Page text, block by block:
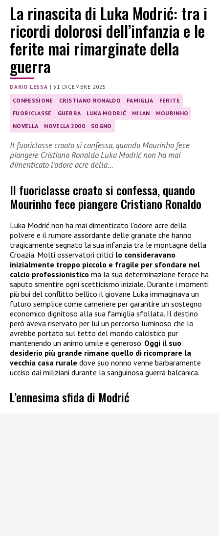
La rinascita di Luka Modrić: tra i
ricordi dolorosi dell’infanzia e le
ferite mai rimarginate della
guerra
DARIO LESSA |31 DICEMBRE 2025
CONFESSIONE CRISTIANO RONALDO FAMIGLIA
FERITE
FUORICLASSE
GUERRA LUKA MODRIĆ MILAN
MOURINHO
NOVELLA
NOVELLA 2000 SOGNO
Il fuoriclasse croato si confessa, quando Mourinho fece
piangere Cristiano Ronaldo Luka Modrić non ha mai
dimenticato l’odore acre della…
Il fuoriclasse croato si confessa, quando
Mourinho fece piangere Cristiano Ronaldo
Luka Modrić non ha mai dimenticato l’odore acre della
polvere e il rumore assordante delle granate che hanno
tragicamente segnato la sua infanzia tra le montagne della
Croazia. Molti osservatori critici lo consideravano
inizialmente troppo piccolo e fragile per sfondare nel
calcio professionistico ma la sua determinazione feroce ha
saputo smentire ogni scetticismo iniziale. Durante i momenti
più bui del conflitto bellico il giovane Luka immaginava un
futuro semplice come cameriere per garantire un sostegno
economico dignitoso alla sua famiglia sfollata. Il destino
però aveva riservato per lui un percorso luminoso che lo
avrebbe portato sul tetto del mondo calcistico pur
mantenendo un animo umile e generoso. Oggi il suo
desiderio più grande rimane quello di ricomprare la
vecchia casa rurale dove suo nonno venne barbaramente
ucciso dai miliziani durante la sanguinosa guerra balcanica.
L’ennesima sfida di Modrić